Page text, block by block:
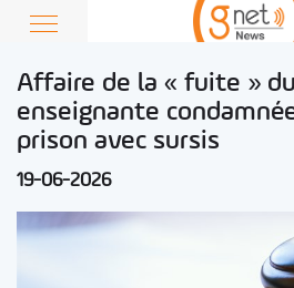
Affaire de la « fuite »
enseignante
prison avec sursis
19-06-2026